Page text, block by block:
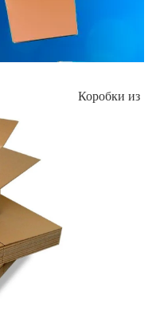
Коробки из